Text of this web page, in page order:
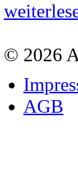
© 2026
AGB